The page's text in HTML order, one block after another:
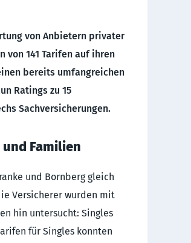
von Anbietern privater
von 141 Tarifen auf ihren
bereits umfangreichen
Ratings zu 15
Sachversicherungen.
Familien
und Bornberg gleich
Versicherer wurden mit
hin untersucht: Singles
für Singles konnten